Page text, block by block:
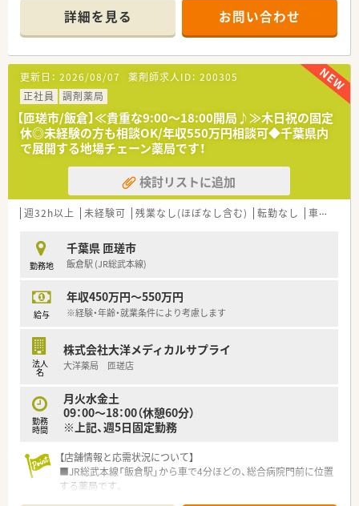
＊------------------------------------------＊
【店舗情報と応需状況について】
■公津の杜駅から車で30分ほどの成田市三里塚エリアに位置し
ており、ドラッグストアに併設された調剤薬局として運営してい
ます。
■処方箋は近隣の医療機関から幅広く面で応需しており、1日平
均20枚程度と落ち着いた環境で一人ひとりに丁寧に対応可能で
す。
■全店で分離申請を行っているためレジ打ちや品出し業務はな
く、薬剤師は調剤や監査といった専門業務に専念できる環境で
す。
【職場環境と雰囲気】
■平均勤続年数は10.8年と長く、定着率が良いことが特徴で、腰
を据えて長く働きたいと考えている方には安心の職場環境です。
あり、社員自身の健康管理も大切にする温かい文化が根付いてい
ます。
■3名以上の社員が集まれば同好会への補助が出るなど、部署や
す。
■経験者の場合、月給に加えて諸手当を含めた485万円以上から
のスタートとなり、年2回の賞与でしっかりと還元される仕組み
です。
が評価される評価システムがあるため、年収アップを目指せま
す。
■管理薬剤師や薬局長などの役職に就くことで役職手当が加算
です。
詳細を見る お問い合わせ
更新日： 2026/08/07 薬剤師求人ID： 200305
正社員
調剤薬局
【匝瑳市/飯倉】≪貴重な9:00～18:00開局♪≫木日祝の固定
休◎未経験の方も相談OK/年収550万円相談可◆千葉県内
で展開する地場チェーン薬局です！
検討リストに追加
週32h以上 未経験可 残業なし(ほぼなし含む) 転勤なし 車通勤可
勤務地
千葉県 匝瑳市
飯倉駅 (JR総武本線)
給与
年収450万円～550万円
※経験・年齢・就業条件により考慮します
法人
名
株式会社大洋メディカルサプライ
大洋薬局 匝瑳店
勤務
時間
月火水金土
09：00～18：00（休憩60分）
※上記、週5日固定勤務
【店舗情報と応需状況について】
■JR総武本線「飯倉駅」から車で4分ほどの、総合病院門前に位置
する薬局です。